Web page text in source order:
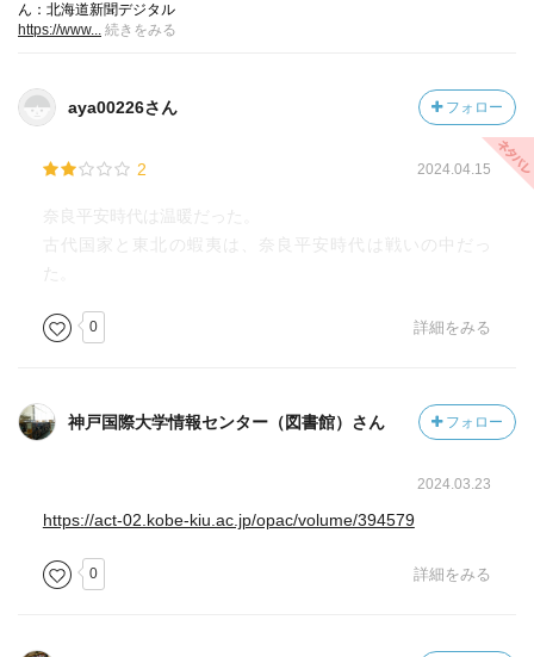
ん：北海道新聞デジタル
https://www... 続きをみる
aya00226さん フォロー
2 2024.04.15
奈良平安時代は温暖だった。
古代国家と東北の蝦夷は、奈良平安時代は戦いの中だっ
た。
0 詳細をみる
神戸国際大学情報センター（図書館）さん フォロー
2024.03.23
https://act-02.kobe-kiu.ac.jp/opac/volume/394579
0 詳細をみる